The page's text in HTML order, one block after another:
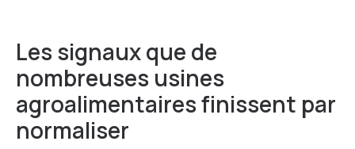
Les signaux que de
nombreuses usines
agroalimentaires finissent par
normaliser